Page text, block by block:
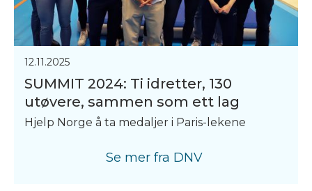
12.11.2025
SUMMIT 2024: Ti idretter, 130
utøvere, sammen som ett lag
Hjelp Norge å ta medaljer i Paris-lekene
Se mer fra DNV